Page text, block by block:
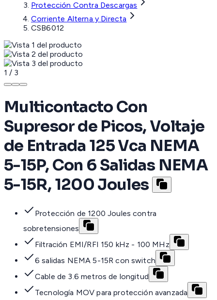
Protección Contra Descargas
Corriente Alterna y Directa
CSB6012
1 / 3
Multicontacto Con
Supresor de Picos, Voltaje
de Entrada 125 Vca NEMA
5-15P, Con 6 Salidas NEMA
5-15R, 1200 Joules
Protección de 1200 Joules contra
sobretensiones
Filtración EMI/RFI 150 kHz - 100 MHz
6 salidas NEMA 5-15R con switch
Cable de 3.6 metros de longitud
Tecnología MOV para protección avanzada